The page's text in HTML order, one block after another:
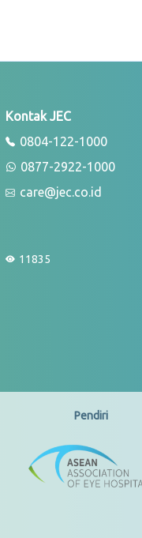
Kontak JEC
0804-122-1000
0877-2922-1000
care@jec.co.id
11835
Pendiri